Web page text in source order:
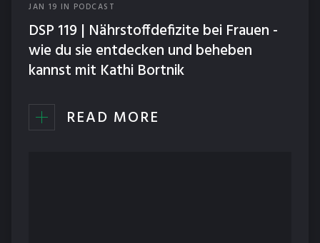
ERNÄHRUNG
NEWS
TECHNIK
JAN 19 IN PODCAST
DSP 119 | Nährstoffdefizite bei Frauen -
wie du sie entdecken und beheben
kannst mit Kathi Bortnik
READ MORE